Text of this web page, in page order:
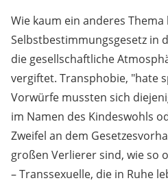
Wie kaum ein anderes Thema
Selbstbestimmungsgesetz in
die gesellschaftliche
vergiftet. Transphobie, "hate
Vorwürfe mussten sich
im Namen des Kindeswohls
Zweifel an dem
großen Verlierer sind, wie so
– Transsexuelle, die in Ruhe